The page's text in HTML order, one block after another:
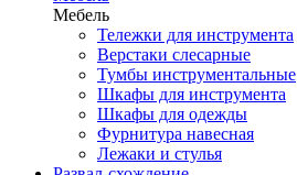
Мебель
Тележки для инструмента
Верстаки слесарные
Тумбы инструментальные
Шкафы для инструмента
Шкафы для одежды
Фурнитура навесная
Лежаки и стулья